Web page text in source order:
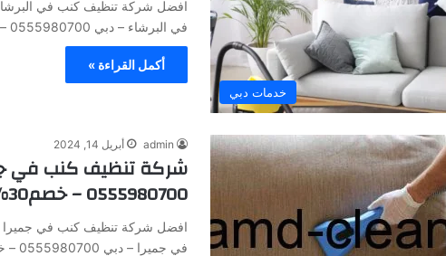
خدمات دبي
افضل شركة تنظيف كنب في
في البرشاء – دبي 0555980700 – خصم30% تعتبر الأرائك…
أكمل القراءة »
admin أبريل 14, 2024
شركة تنظيف كنب في
0555980700 – خصم30%
افضل شركة تنظيف كنب في
في جميرا – دبي 0555980700 – خصم30% تعتبر الأرائك…